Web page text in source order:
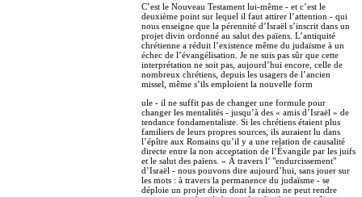
C’est le Nouveau Testament lui-même - et c’est le
deuxième point sur lequel il faut attirer l’attention - qui
nous enseigne que la pérennité d’Israël s’inscrit dans un
projet divin ordonné au salut des païens. L’antiquité
chrétienne a réduit l’existence même du judaïsme à un
échec de l’évangélisation. Je ne suis pas sûr que cette
interprétation ne soit pas, aujourd’hui encore, celle de
nombreux chrétiens, depuis les usagers de l’ancien
missel, même s’ils emploient la nouvelle form
ule - il ne suffit pas de changer une formule pour
changer les mentalités - jusqu’à des « amis d’Israël » de
tendance fondamentaliste. Si les chrétiens étaient plus
familiers de leurs propres sources, ils auraient lu dans
l’épître aux Romains qu’il y a une relation de causalité
directe entre la non acceptation de l’Évangile par les juifs
et le salut des païens. « À travers l’ "endurcissement"
d’Israël - nous pouvons dire aujourd’hui, sans jouer sur
les mots : à travers la permanence du judaïsme - se
déploie un projet divin dont la raison ne peut rendre